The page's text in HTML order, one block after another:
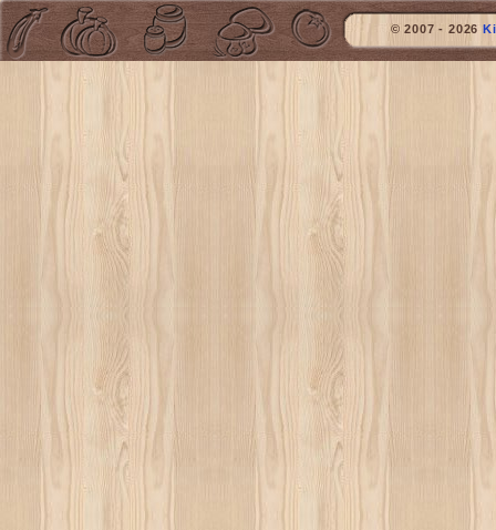
© 2007 - 2026